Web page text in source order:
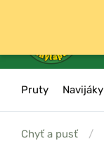
Pruty Navijáky
Chyť a pusť /